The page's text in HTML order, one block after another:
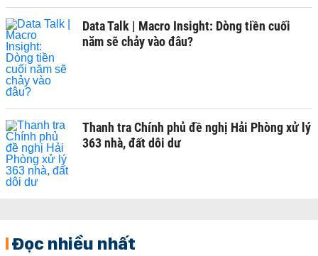
Data Talk | Macro Insight: Dòng tiền cuối
năm sẽ chảy vào đâu?
Thanh tra Chính phủ đề nghị Hải Phòng xử lý
363 nhà, đất dôi dư
Đọc nhiều nhất